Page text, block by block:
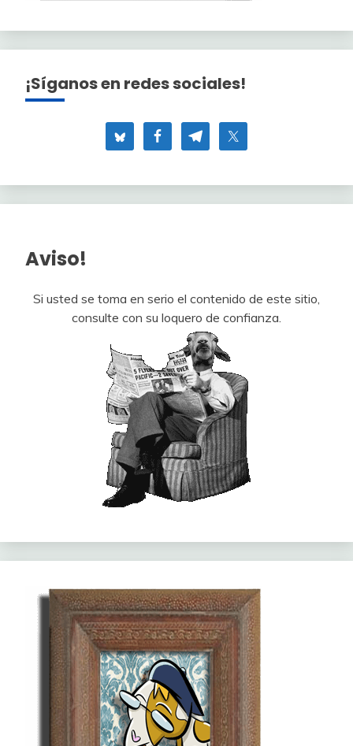
¡Síganos en redes sociales!
Aviso!
Si usted se toma en serio el contenido de este sitio,
consulte con su loquero de confianza.